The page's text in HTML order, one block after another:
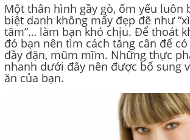
Một thân hình gầy gò, ốm yếu luôn
biệt danh không mấy đẹp đẽ như “xì
tăm”… làm bạn khó chịu. Để thoát
đó bạn nên tìm cách tăng cân để
đầy đặn, mũm mĩm. Những thực
nhanh dưới đây nên được bổ sung
ăn của bạn.